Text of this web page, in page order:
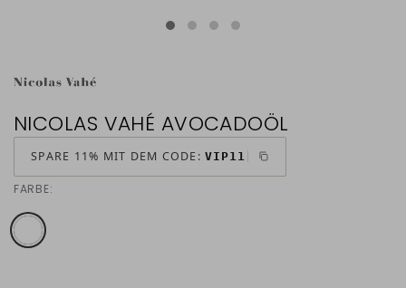
NICOLAS VAHÉ AVOCADOÖL
SPARE 11% MIT DEM CODE: VIP11
FARBE: